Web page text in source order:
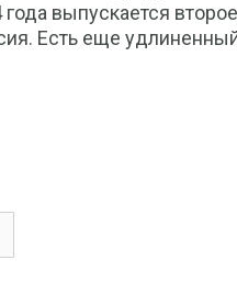
выпускается
Есть еще